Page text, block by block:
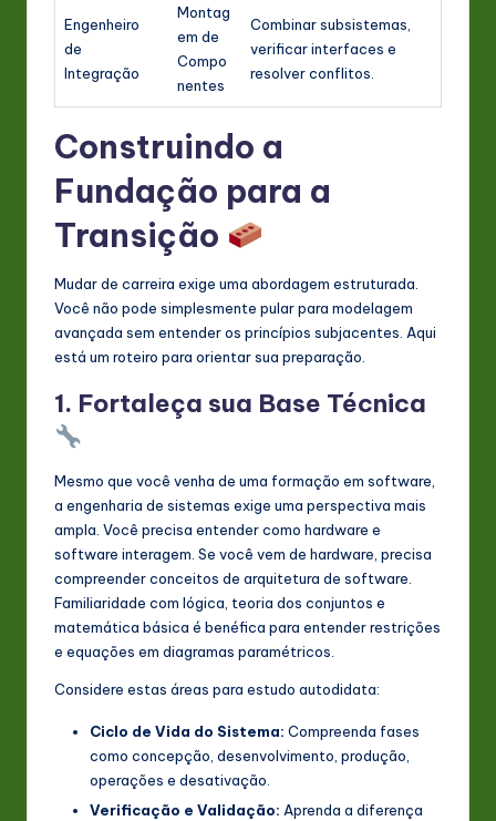
Engenheiro
de
Integração
Montag
em de
Compo
nentes
Combinar subsistemas,
verificar interfaces e
resolver conflitos.
Construindo a
Fundação para a
Transição
Mudar de carreira exige uma abordagem estruturada.
Você não pode simplesmente pular para modelagem
avançada sem entender os princípios subjacentes. Aqui
está um roteiro para orientar sua preparação.
1. Fortaleça sua Base Técnica
Mesmo que você venha de uma formação em software,
a engenharia de sistemas exige uma perspectiva mais
ampla. Você precisa entender como hardware e
software interagem. Se você vem de hardware, precisa
compreender conceitos de arquitetura de software.
Familiaridade com lógica, teoria dos conjuntos e
matemática básica é benéfica para entender restrições
e equações em diagramas paramétricos.
Considere estas áreas para estudo autodidata:
Ciclo de Vida do Sistema: Compreenda fases
como concepção, desenvolvimento, produção,
operações e desativação.
Verificação e Validação: Aprenda a diferença